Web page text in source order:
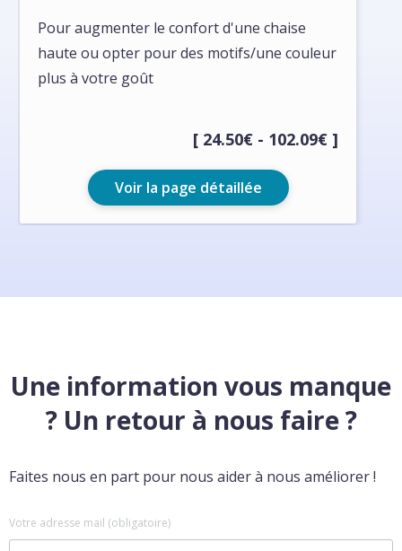
Pour augmenter le confort d'une chaise
haute ou opter pour des motifs/une couleur
plus à votre goût
[ 24.50€ - 102.09€ ]
Voir la page détaillée
Une information vous manque
? Un retour à nous faire ?
Faites nous en part pour nous aider à nous améliorer !
Votre adresse mail (obligatoire)